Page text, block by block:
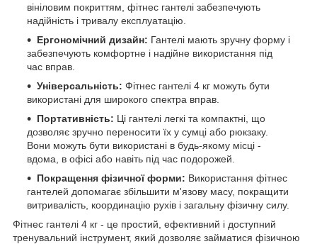
вініловим покриттям, фітнес гантелі забезпечують
надійність і тривалу експлуатацію.
Ергономічний дизайн: Гантелі мають зручну форму і
забезпечують комфортне і надійне використання під
час вправ.
Універсальність: Фітнес гантелі 4 кг можуть бути
використані для широкого спектра вправ.
Портативність: Ці гантелі легкі та компактні, що
дозволяє зручно переносити їх у сумці або рюкзаку.
Вони можуть бути використані в будь-якому місці -
вдома, в офісі або навіть під час подорожей.
Покращення фізичної форми: Використання фітнес
гантелей допомагає збільшити м'язову масу, покращити
витривалість, координацію рухів і загальну фізичну силу.
Фітнес гантелі 4 кг - це простий, ефективний і доступний
тренувальний інструмент, який дозволяє займатися фізичною